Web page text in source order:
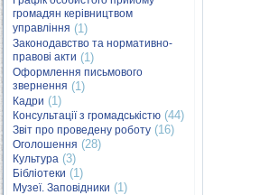
громадян керівництвом
управління (1)
Законодавство та нормативно-
правові акти (1)
Оформлення письмового
звернення (1)
Кадри (1)
Консультації з громадськістю (44)
Звіт про проведену роботу (16)
Оголошення (28)
Культура (3)
Бібліотеки (1)
Музеї. Заповідники (1)